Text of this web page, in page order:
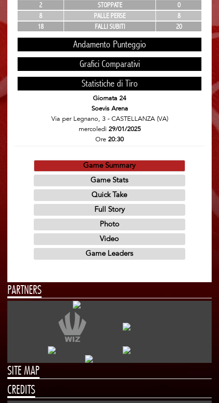
2
STOPPATE
0
8
PALLE PERSE
8
18
FALLI SUBITI 20
Andamento Punteggio
Grafici Comparativi
Statistiche di Tiro
Giornata 24
Soevis Arena
Via per Legnano, 3 - CASTELLANZA (VA)
mercoledì 29/01/2025
Ore 20:30
PARTNERS
SITE MAP
CREDITS